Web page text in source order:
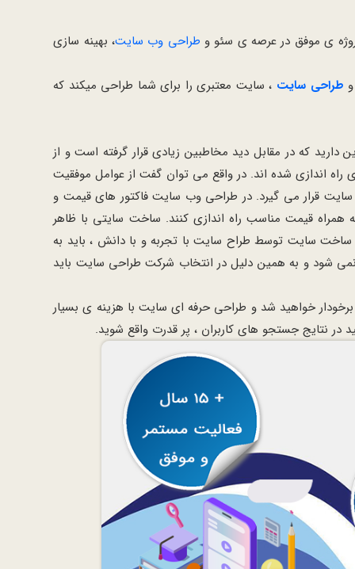
طراحی وب سایت، بهینه سازی
طراحی سایت ، سایت معتبری را برای شما طراحی میکند که
که در مقابل دید مخاطبین زیادی قرار گرفته است و از
راه اندازی شده اند. در واقع می توان گفت از عوامل موفقیت
قرار می گیرد. در طراحی وب سایت فاکتور های قیمت و
قیمت مناسب راه اندازی کنند. ساخت سایتی با ظاهر
ساخت سایت توسط طراح سایت با تجربه و با دانش ، باید به
شود و به همین دلیل در انتخاب شرکت طراحی سایت باید
خواهید شد و طراحی حرفه ای سایت با هزینه ی بسیار
نتایج جستجو های کاربران ، پر قدرت واقع شوید.